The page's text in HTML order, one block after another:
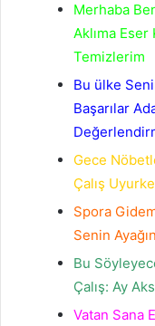
Merhaba
Aklıma Eser
Temizlerim
Bu ülke
Başarılar
Gece
Çalış
Spora
Senin
Bu
Çalış: Ay
Vatan Sana